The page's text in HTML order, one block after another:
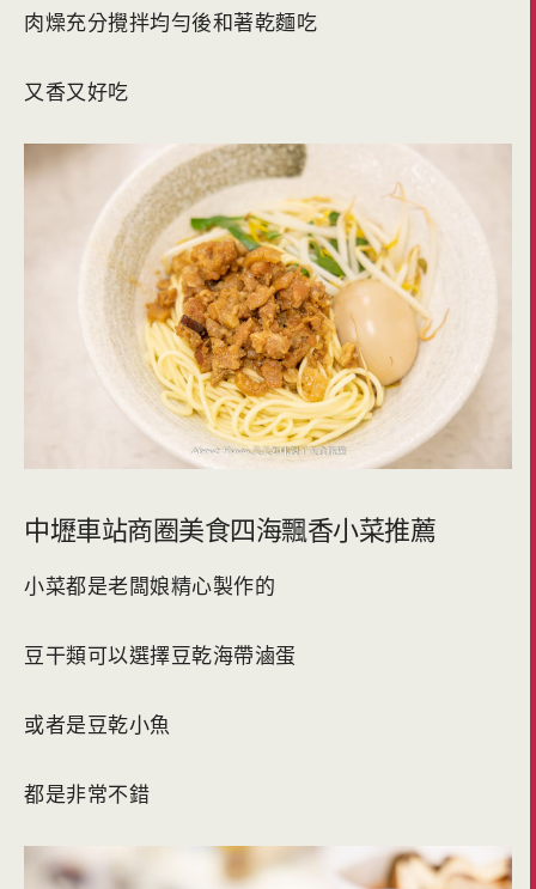
肉燥充分攪拌均勻後和著乾麵吃
又香又好吃
中壢車站商圈美食四海飄香小菜推薦
小菜都是老闆娘精心製作的
豆干類可以選擇豆乾海帶滷蛋
或者是豆乾小魚
都是非常不錯